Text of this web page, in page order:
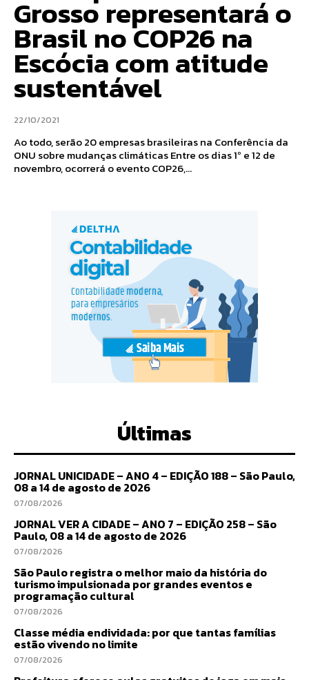
Grosso representará o
Brasil no COP26 na
Escócia com atitude
sustentável
22/10/2021
Ao todo, serão 20 empresas brasileiras na Conferência da
ONU sobre mudanças climáticas Entre os dias 1º e 12 de
novembro, ocorrerá o evento COP26,...
Últimas
JORNAL UNICIDADE – ANO 4 – EDIÇÃO 188 – São Paulo,
08 a 14 de agosto de 2026
07/08/2026
JORNAL VER A CIDADE – ANO 7 – EDIÇÃO 258 – São
Paulo, 08 a 14 de agosto de 2026
07/08/2026
São Paulo registra o melhor maio da história do
turismo impulsionada por grandes eventos e
programação cultural
07/08/2026
Classe média endividada: por que tantas famílias
estão vivendo no limite
07/08/2026